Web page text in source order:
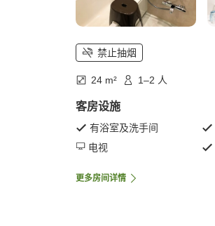
禁止抽烟
24 m² 1–2 人
客房设施
有浴室及洗手间
电视
更多房间详情